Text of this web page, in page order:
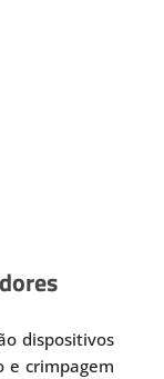
dispositivos
e crimpagem